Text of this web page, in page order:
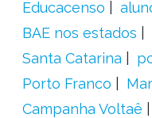
Educacenso
BAE nos estados
Santa Catarina
Porto Franco
Campanha Voltaê